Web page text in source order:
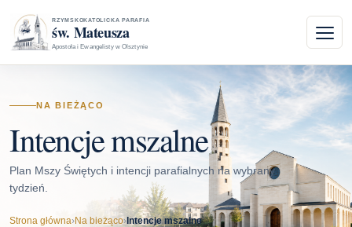
RZYMSKOKATOLICKA PARAFIA
św. Mateusza
Apostoła i Ewangelisty w Olsztynie
NA BIEŻĄCO
Intencje mszalne
Plan Mszy Świętych i intencji parafialnych na wybrany
tydzień.
Strona główna›Na bieżąco› Intencje mszalne